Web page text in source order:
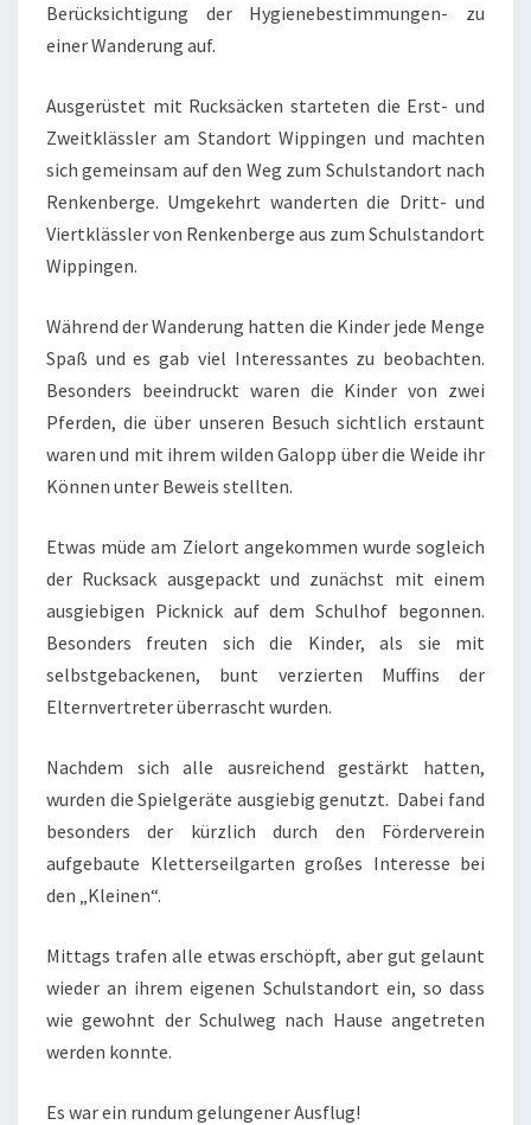
Berücksichtigung der Hygienebestimmungen- zu
einer Wanderung auf.
Ausgerüstet mit Rucksäcken starteten die Erst- und
Zweitklässler am Standort Wippingen und machten
sich gemeinsam auf den Weg zum Schulstandort nach
Renkenberge. Umgekehrt wanderten die Dritt- und
Viertklässler von Renkenberge aus zum Schulstandort
Wippingen.
Während der Wanderung hatten die Kinder jede Menge
Spaß und es gab viel Interessantes zu beobachten.
Besonders beeindruckt waren die Kinder von zwei
Pferden, die über unseren Besuch sichtlich erstaunt
waren und mit ihrem wilden Galopp über die Weide ihr
Können unter Beweis stellten.
Etwas müde am Zielort angekommen wurde sogleich
der Rucksack ausgepackt und zunächst mit einem
ausgiebigen Picknick auf dem Schulhof begonnen.
Besonders freuten sich die Kinder, als sie mit
selbstgebackenen, bunt verzierten Muffins der
Elternvertreter überrascht wurden.
Nachdem sich alle ausreichend gestärkt hatten,
wurden die Spielgeräte ausgiebig genutzt. Dabei fand
besonders der kürzlich durch den Förderverein
aufgebaute Kletterseilgarten großes Interesse bei
den „Kleinen“.
Mittags trafen alle etwas erschöpft, aber gut gelaunt
wieder an ihrem eigenen Schulstandort ein, so dass
wie gewohnt der Schulweg nach Hause angetreten
werden konnte.
Es war ein rundum gelungener Ausflug!